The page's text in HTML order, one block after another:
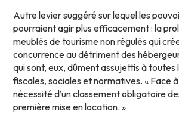
Autre levier suggéré sur lequel les
pourraient agir plus efficacement : la
meublés de tourisme non régulés qui
concurrence au détriment des
qui sont, eux, dûment assujettis à toutes
fiscales, sociales et normatives. « Face
nécessité d’un classement obligatoire
première mise en location. »